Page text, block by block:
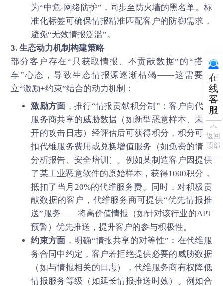
为“中危-网络防护”，同步至防火墙的黑名单。标
准化标签可确保情报精准匹配客户的防御需求，
避免“无效情报泛滥”。
3. 生态动力机制构建策略
部分客户存在“只获取情报、不贡献数据”的“搭便
车”心态，导致生态情报源逐渐枯竭——这需要建
立“激励+约束”结合的动力机制：
激励方面 ，推行“情报贡献积分制”：客户向代维
服务商共享的威胁数据（如新型恶意样本、未公
开的攻击日志）经评估后可获得积分，积分可抵
扣代维服务费用或兑换增值服务（如免费的情报
分析报告、安全培训）。例如某制造客户因提供
了某工业恶意软件的原始样本，获得1000积分，
抵扣了当月20%的代维服务费。同时，对积极贡
献数据的客户，代维服务商可提供“优先情报推
送”服务——将高价值情报（如针对该行业的APT
预警）优先推送，提升客户的参与积极性。
约束方面 ，明确“情报共享的对等性”：在代维服
务合同中约定，客户若拒绝提供必要的威胁数据
（如与情报相关的日志），代维服务商有权降低
情报服务等级（如延长情报推送时效）。例如合
在
线
客
服
返回
顶部